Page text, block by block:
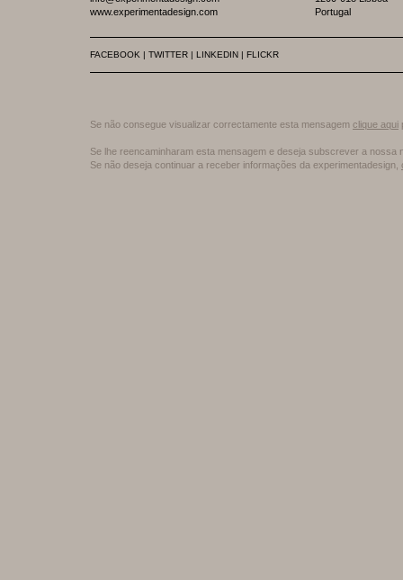
www.experimentadesign.com
Portugal
FACEBOOK | TWITTER | LINKEDIN | FLICKR
Se não consegue visualizar correctamente esta mensagem clique aqui
Se lhe reencaminharam esta mensagem e deseja subscrever a nossa
Se não deseja continuar a receber informações da experimentadesign,